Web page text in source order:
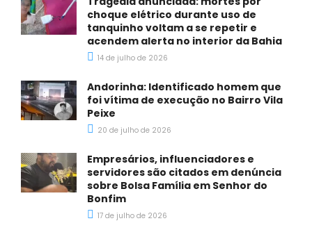
choque elétrico durante uso de
tanquinho voltam a se repetir e
acendem alerta no interior da Bahia
14 de julho de 2026
Andorinha: Identificado homem que
foi vítima de execução no Bairro Vila
Peixe
20 de julho de 2026
Empresários, influenciadores e
servidores são citados em denúncia
sobre Bolsa Família em Senhor do
Bonfim
17 de julho de 2026